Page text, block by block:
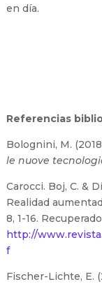
en día.
Referencias
Bolognini, M.
le nuove
Carocci. Boj, C. &
Realidad
8, 1-16.
http://
f
Fischer-Lichte, E.